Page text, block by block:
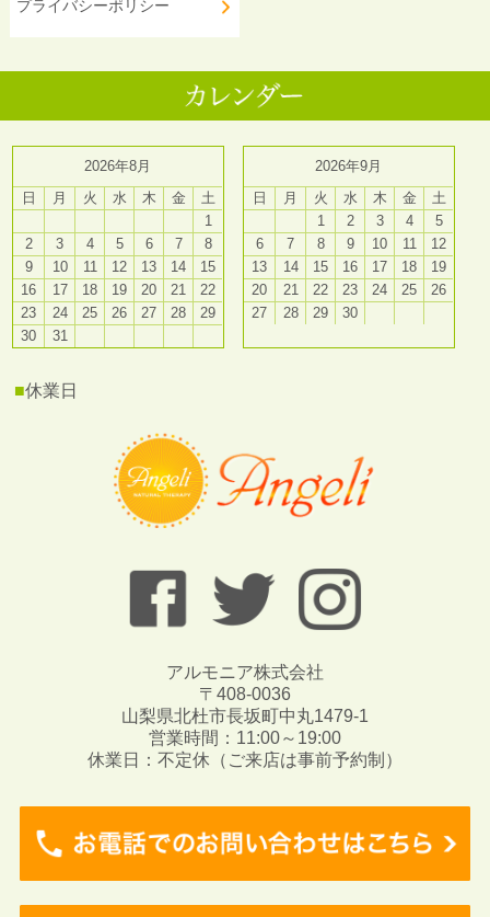
プライバシーポリシー
2026年8月
日
月 火 水 木 金
土
1
2
3 4 5 6 7
8
9
10 11 12 13 14
15
16
17 18 19 20 21
22
23
24 25 26 27 28
29
30
31
2026年9月
日
月 火 水 木 金
土
1
2 3 4
5
6
7 8 9 10 11
12
13
14 15 16 17 18
19
20
21 22 23 24 25
26
27
28 29 30
■休業日
アルモニア株式会社
〒408-0036
山梨県北杜市長坂町中丸1479-1
営業時間：11:00～19:00
休業日：不定休（ご来店は事前予約制）